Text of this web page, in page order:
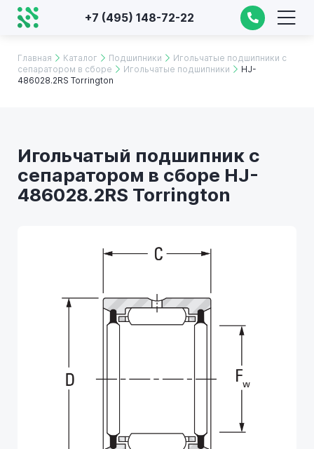
+7 (495) 148-72-22
Главная Каталог Подшипники
Игольчатые подшипники с
сепаратором в сборе
Игольчатые подшипники
HJ-
486028.2RS Torrington
Игольчатый подшипник с
сепаратором в сборе HJ-
486028.2RS Torrington